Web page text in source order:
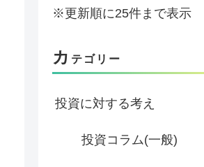
※更新順に25件まで表示
カ テゴリー
投資に対する考え
投資コラム(一般)